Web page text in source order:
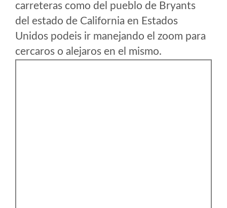
carreteras como del pueblo de Bryants
del estado de California en Estados
Unidos podeis ir manejando el zoom para
cercaros o alejaros en el mismo.